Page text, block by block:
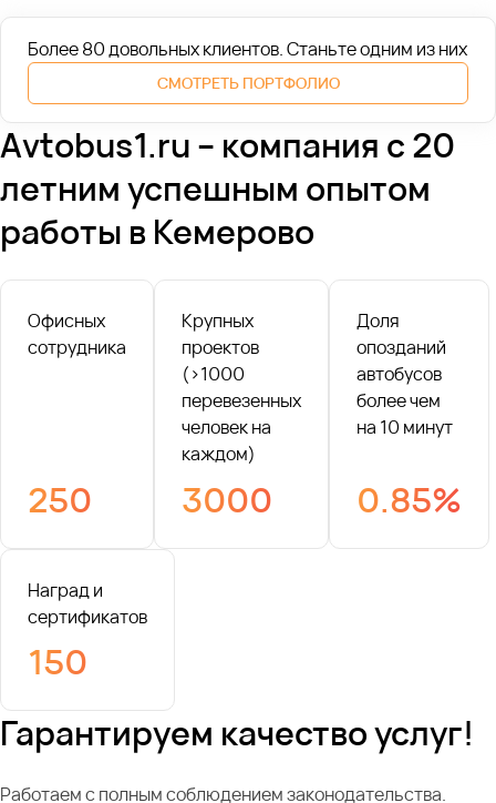
Более 80 довольных клиентов. Cтаньте одним из них
СМОТРЕТЬ ПОРТФОЛИО
Avtobus1.ru – компания с 20
летним успешным опытом
работы в Кемерово
Офисных
сотрудника
250
Крупных
проектов
(>1000
перевезенных
человек на
каждом)
3000
Доля
опозданий
автобусов
более чем
на 10 минут
0.85%
Наград и
сертификатов
150
Гарантируем качество услуг!
Работаем с полным соблюдением законодательства.